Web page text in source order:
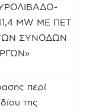
MW ΜΕ ΠΕΤ
ΤΩΝ ΣΥΝΟΔΩΝ
περί
της